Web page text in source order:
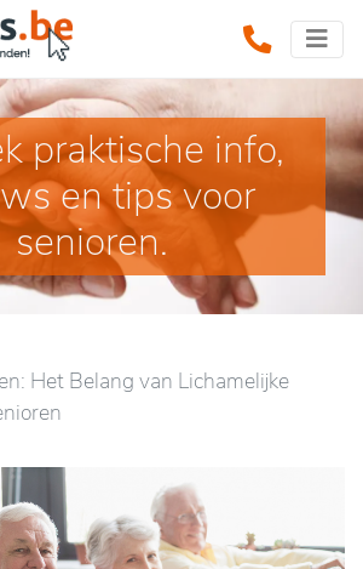
praktische info,
en tips voor
senioren.
Het Belang van Lichamelijke